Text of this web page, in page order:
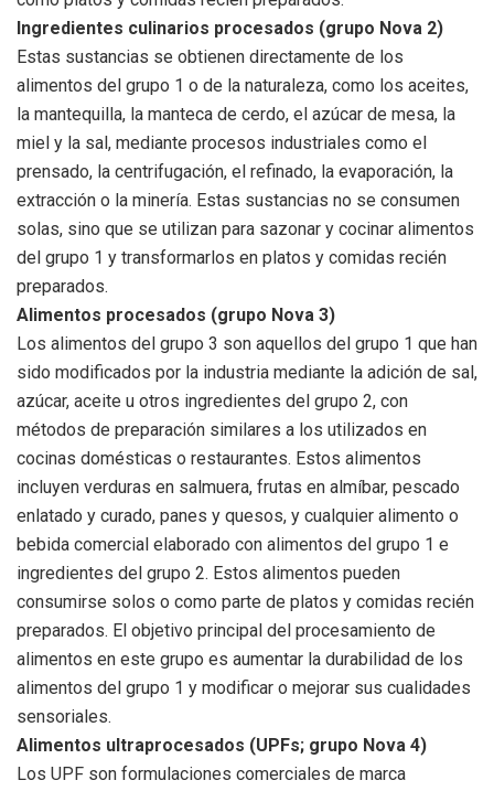
Ingredientes culinarios procesados ​​(grupo Nova 2)
Estas sustancias se obtienen directamente de los
alimentos del grupo 1 o de la naturaleza, como los aceites,
la mantequilla, la manteca de cerdo, el azúcar de mesa, la
miel y la sal, mediante procesos industriales como el
prensado, la centrifugación, el refinado, la evaporación, la
extracción o la minería. Estas sustancias no se consumen
solas, sino que se utilizan para sazonar y cocinar alimentos
del grupo 1 y transformarlos en platos y comidas recién
preparados.
Alimentos procesados ​​(grupo Nova 3)
Los alimentos del grupo 3 son aquellos del grupo 1 que han
sido modificados por la industria mediante la adición de sal,
azúcar, aceite u otros ingredientes del grupo 2, con
métodos de preparación similares a los utilizados en
cocinas domésticas o restaurantes. Estos alimentos
incluyen verduras en salmuera, frutas en almíbar, pescado
enlatado y curado, panes y quesos, y cualquier alimento o
bebida comercial elaborado con alimentos del grupo 1 e
ingredientes del grupo 2. Estos alimentos pueden
consumirse solos o como parte de platos y comidas recién
preparados. El objetivo principal del procesamiento de
alimentos en este grupo es aumentar la durabilidad de los
alimentos del grupo 1 y modificar o mejorar sus cualidades
sensoriales.
Alimentos ultraprocesados ​​(UPFs; grupo Nova 4)
Los UPF son formulaciones comerciales de marca